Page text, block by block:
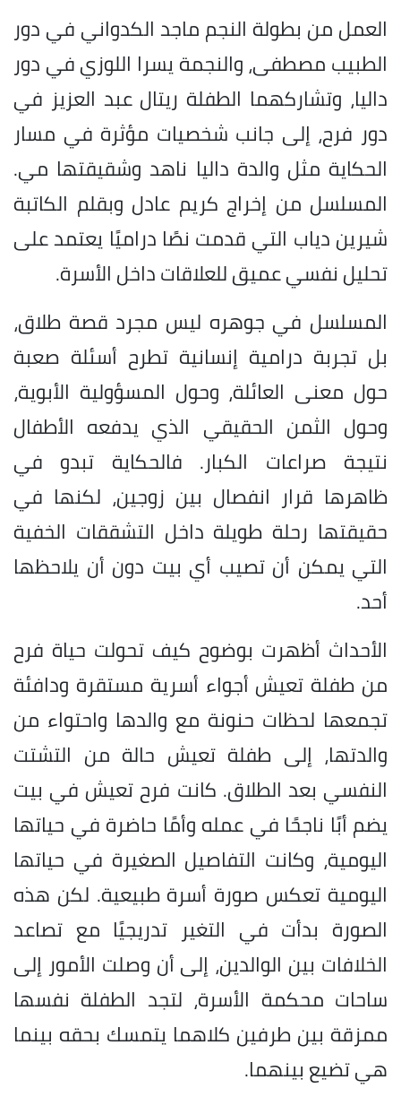
العمل من بطولة النجم ماجد الكدواني في دور
الطبيب مصطفى، والنجمة يسرا اللوزي في دور
داليا، وتشاركهما الطفلة ريتال عبد العزيز في
دور فرح، إلى جانب شخصيات مؤثرة في مسار
الحكاية مثل والدة داليا ناهد وشقيقتها مي.
المسلسل من إخراج كريم عادل وبقلم الكاتبة
شيرين دياب التي قدمت نصًا دراميًا يعتمد على
تحليل نفسي عميق للعلاقات داخل الأسرة.
المسلسل في جوهره ليس مجرد قصة طلاق،
بل تجربة درامية إنسانية تطرح أسئلة صعبة
حول معنى العائلة، وحول المسؤولية الأبوية،
وحول الثمن الحقيقي الذي يدفعه الأطفال
نتيجة صراعات الكبار. فالحكاية تبدو في
ظاهرها قرار انفصال بين زوجين، لكنها في
حقيقتها رحلة طويلة داخل التشققات الخفية
التي يمكن أن تصيب أي بيت دون أن يلاحظها
أحد.
الأحداث أظهرت بوضوح كيف تحولت حياة فرح
من طفلة تعيش أجواء أسرية مستقرة ودافئة
تجمعها لحظات حنونة مع والدها واحتواء من
والدتها، إلى طفلة تعيش حالة من التشتت
النفسي بعد الطلاق. كانت فرح تعيش في بيت
يضم أبًا ناجحًا في عمله وأمًا حاضرة في حياتها
اليومية، وكانت التفاصيل الصغيرة في حياتها
اليومية تعكس صورة أسرة طبيعية. لكن هذه
الصورة بدأت في التغير تدريجيًا مع تصاعد
الخلافات بين الوالدين، إلى أن وصلت الأمور إلى
ساحات محكمة الأسرة، لتجد الطفلة نفسها
ممزقة بين طرفين كلاهما يتمسك بحقه بينما
هي تضيع بينهما.